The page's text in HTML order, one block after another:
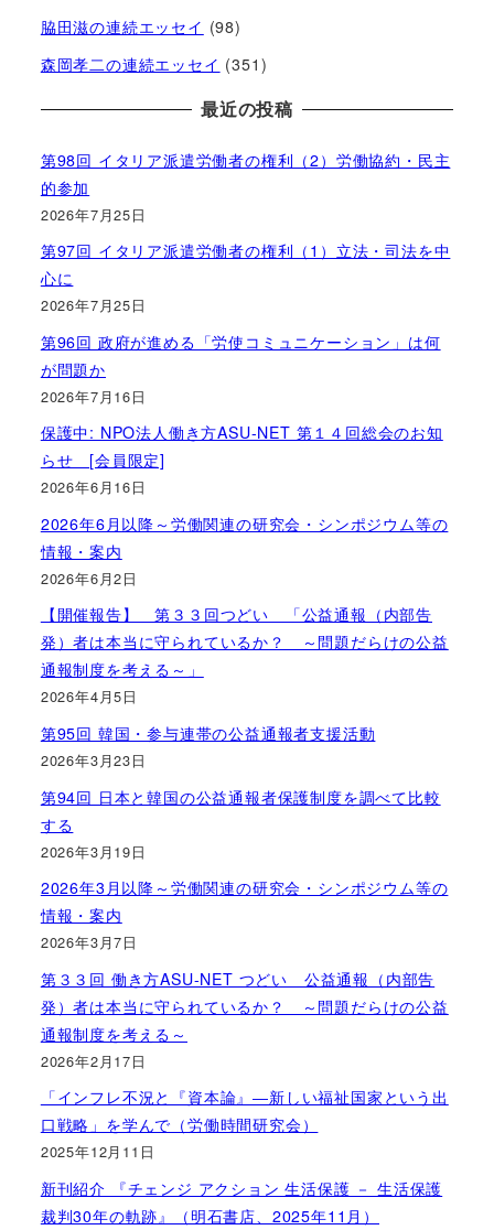
脇田滋の連続エッセイ (98)
森岡孝二の連続エッセイ (351)
最近の投稿
第98回 イタリア派遣労働者の権利（2）労働協約・民主
的参加
2026年7月25日
第97回 イタリア派遣労働者の権利（1）立法・司法を中
心に
2026年7月25日
第96回 政府が進める「労使コミュニケーション」は何
が問題か
2026年7月16日
保護中: NPO法人働き方ASU-NET 第１４回総会のお知
らせ [会員限定]
2026年6月16日
2026年6月以降～労働関連の研究会・シンポジウム等の
情報・案内
2026年6月2日
【開催報告】 第３３回つどい 「公益通報（内部告
発）者は本当に守られているか？ ～問題だらけの公益
通報制度を考える～」
2026年4月5日
第95回 韓国・参与連帯の公益通報者支援活動
2026年3月23日
第94回 日本と韓国の公益通報者保護制度を調べて比較
する
2026年3月19日
2026年3月以降～労働関連の研究会・シンポジウム等の
情報・案内
2026年3月7日
第３３回 働き方ASU-NET つどい 公益通報（内部告
発）者は本当に守られているか？ ～問題だらけの公益
通報制度を考える～
2026年2月17日
「インフレ不況と『資本論』―新しい福祉国家という出
口戦略」を学んで（労働時間研究会）
2025年12月11日
新刊紹介 『チェンジ アクション 生活保護 － 生活保護
裁判30年の軌跡』（明石書店、2025年11月）